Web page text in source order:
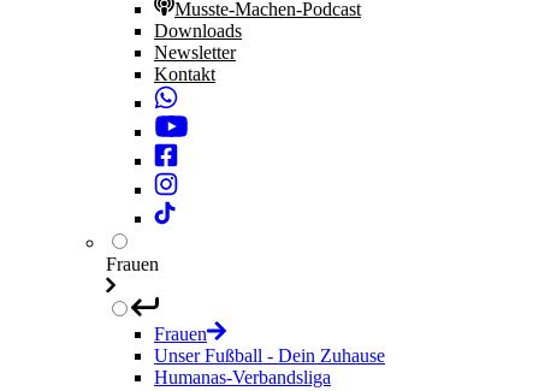
Musste-Machen-Podcast
Downloads
Newsletter
Kontakt
Frauen
Frauen
Unser Fußball - Dein Zuhause
Humanas-Verbandsliga